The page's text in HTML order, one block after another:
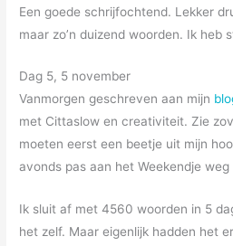
Een goede schrijfochtend. Lekker
maar zo’n duizend woorden. Ik heb
Dag 5, 5 november
Vanmorgen geschreven aan mijn
met Cittaslow en creativiteit. Zie
moeten eerst een beetje uit mijn
avonds pas aan het Weekendje weg
Ik sluit af met 4560 woorden in 5
het zelf. Maar eigenlijk hadden het